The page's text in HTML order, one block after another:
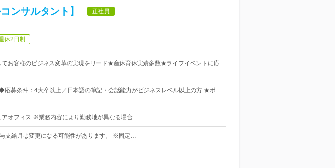
ンサルタント】 正社員
休2日制
お客様のビジネス変革の実現をリード★産休育休実績多数★ライフイベントに応
募条件：4大卒以上／日本語の筆記・会話能力がビジネスレベル以上の方 ★ポ
アオフィス ※業務内容により勤務地が異なる場合…
支給月は変更になる可能性があります。 ※固定…